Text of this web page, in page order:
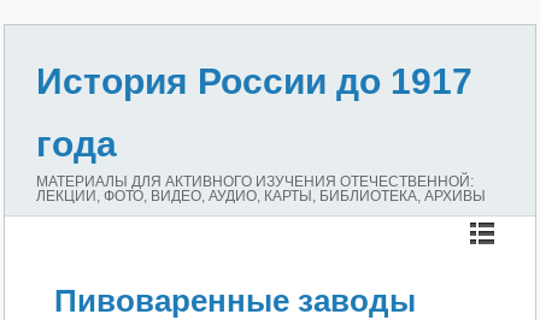
История России до 1917
года
МАТЕРИАЛЫ ДЛЯ АКТИВНОГО ИЗУЧЕНИЯ ОТЕЧЕСТВЕННОЙ:
ЛЕКЦИИ, ФОТО, ВИДЕО, АУДИО, КАРТЫ, БИБЛИОТЕКА, АРХИВЫ
Пивоваренные заводы